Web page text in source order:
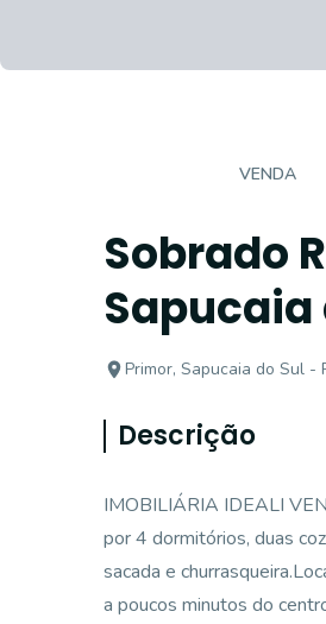
VENDA
Sobrado
Sapucaia
Primor, Sapucaia do Sul -
Descrição
IMOBILIÁRIA IDEALI
por 4 dormitórios, duas
sacada e
a poucos minutos do